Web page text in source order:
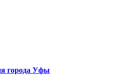
города Уфы